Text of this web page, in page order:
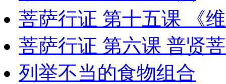
菩萨行证 第十五课 《
菩萨行证 第六课 普贤
列举不当的食物组合